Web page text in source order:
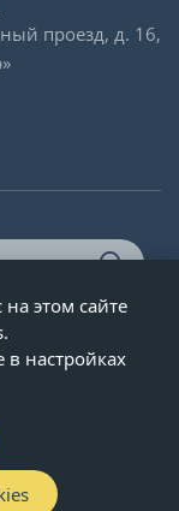
проезд, д. 16,
1995-2026 г.
этом сайте
в настройках